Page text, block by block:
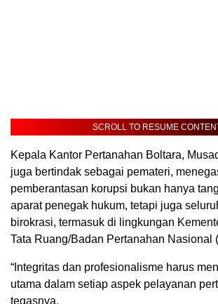
SCROLL TO RESUME
Kepala Kantor Pertanahan Boltara,
juga bertindak sebagai pemateri,
pemberantasan korupsi bukan hanya
aparat penegak hukum, tetapi juga
birokrasi, termasuk di lingkungan
Tata Ruang/Badan Pertanahan Nasional
“Integritas dan profesionalisme harus
utama dalam setiap aspek pelayanan
tegasnya.